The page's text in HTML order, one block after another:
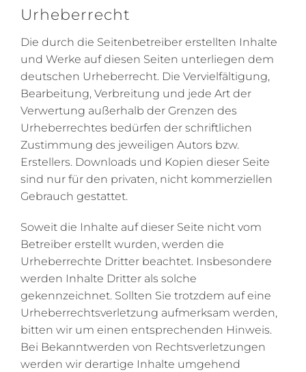
Urheberrecht
Die durch die Seitenbetreiber erstellten Inhalte
und Werke auf diesen Seiten unterliegen dem
deutschen Urheberrecht. Die Vervielfältigung,
Bearbeitung, Verbreitung und jede Art der
Verwertung außerhalb der Grenzen des
Urheberrechtes bedürfen der schriftlichen
Zustimmung des jeweiligen Autors bzw.
Erstellers. Downloads und Kopien dieser Seite
sind nur für den privaten, nicht kommerziellen
Gebrauch gestattet.
Soweit die Inhalte auf dieser Seite nicht vom
Betreiber erstellt wurden, werden die
Urheberrechte Dritter beachtet. Insbesondere
werden Inhalte Dritter als solche
gekennzeichnet. Sollten Sie trotzdem auf eine
Urheberrechtsverletzung aufmerksam werden,
bitten wir um einen entsprechenden Hinweis.
Bei Bekanntwerden von Rechtsverletzungen
werden wir derartige Inhalte umgehend